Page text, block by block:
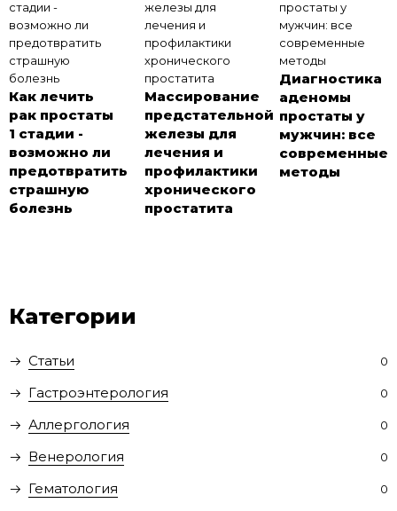
Как лечить
рак простаты
1 стадии -
возможно ли
предотвратить
страшную
болезнь
Массирование
предстательной
железы для
лечения и
профилактики
хронического
простатита
Диагностика
аденомы
простаты у
мужчин: все
современные
методы
Категории
Статьи 0
Гастроэнтерология 0
Аллергология 0
Венерология 0
Гематология 0